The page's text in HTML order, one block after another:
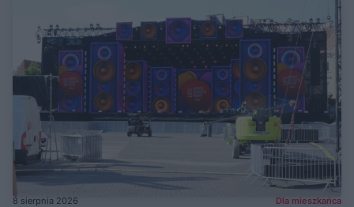
8 sierpnia 2026 Dla mieszkańca